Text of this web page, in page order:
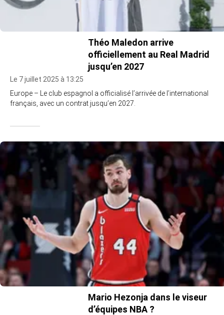
Théo Maledon arrive
officiellement au Real Madrid
jusqu’en 2027
Le 7 juillet 2025 à 13:25
Europe – Le club espagnol a officialisé l’arrivée de l’international
français, avec un contrat jusqu’en 2027.
Mario Hezonja dans le viseur
d’équipes NBA ?